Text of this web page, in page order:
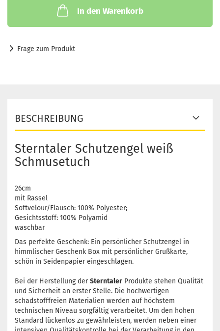
In den Warenkorb
Frage zum Produkt
BESCHREIBUNG
Sterntaler Schutzengel weiß
Schmusetuch
26cm
mit Rassel
Softvelour/Flausch: 100% Polyester;
Gesichtsstoff: 100% Polyamid
waschbar
Das perfekte Geschenk: Ein persönlicher Schutzengel in
himmlischer Geschenk Box mit persönlicher Grußkarte,
schön in Seidenpapier eingeschlagen.
Bei der Herstellung derSterntaler Produkte stehen Qualität
und Sicherheit an erster Stelle. Die hochwertigen
schadstofffreien Materialien werden auf höchstem
technischen Niveau sorgfältig verarbeitet. Um den hohen
Standard lückenlos zu gewährleisten, werden neben einer